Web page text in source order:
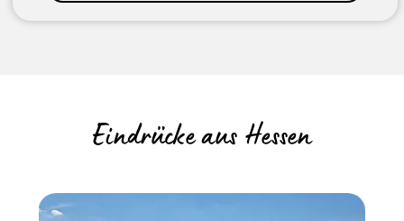
Eindrücke aus Hessen